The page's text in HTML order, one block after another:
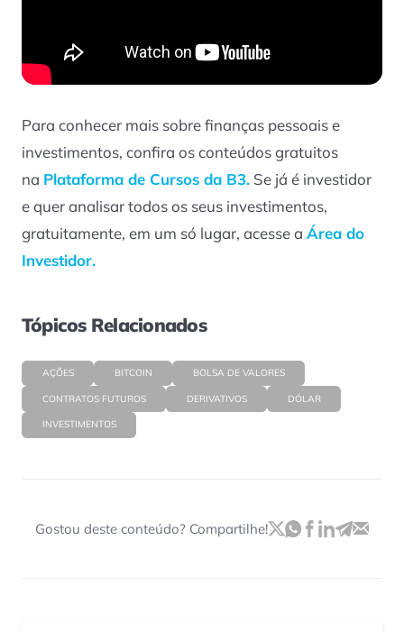
Para conhecer mais sobre finanças pessoais e
investimentos, confira os conteúdos gratuitos
na Plataforma de Cursos da B3. Se já é investidor
e quer analisar todos os seus investimentos,
gratuitamente, em um só lugar, acesse a Área do
Investidor.
Tópicos Relacionados
AÇÕES BITCOIN BOLSA DE VALORES
CONTRATOS FUTUROS DERIVATIVOS DÓLAR
INVESTIMENTOS
Gostou deste conteúdo? Compartilhe!